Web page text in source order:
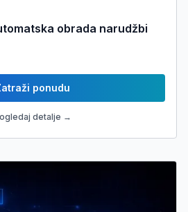
obrada narudžbi
ponudu
detalje →